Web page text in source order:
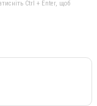
Ctrl + Enter, щоб